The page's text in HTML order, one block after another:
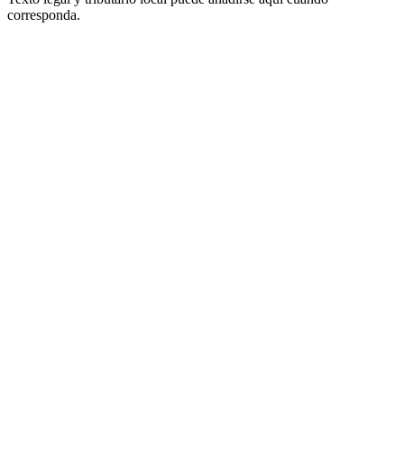
corresponda.